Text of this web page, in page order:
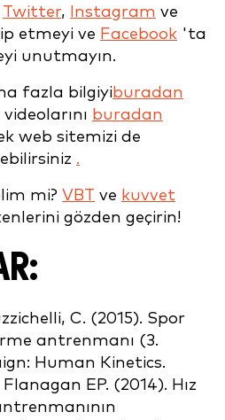
Twitter, Instagram ve
etmeyi ve Facebook 'ta
unutmayın.
fazla bilgiyiburadan
buradan
web sitemizi de
.
mi? VBT ve kuvvet
gözden geçirin!
C. (2015). Spor
antrenmanı (3.
Human Kinetics.
EP. (2014). Hız